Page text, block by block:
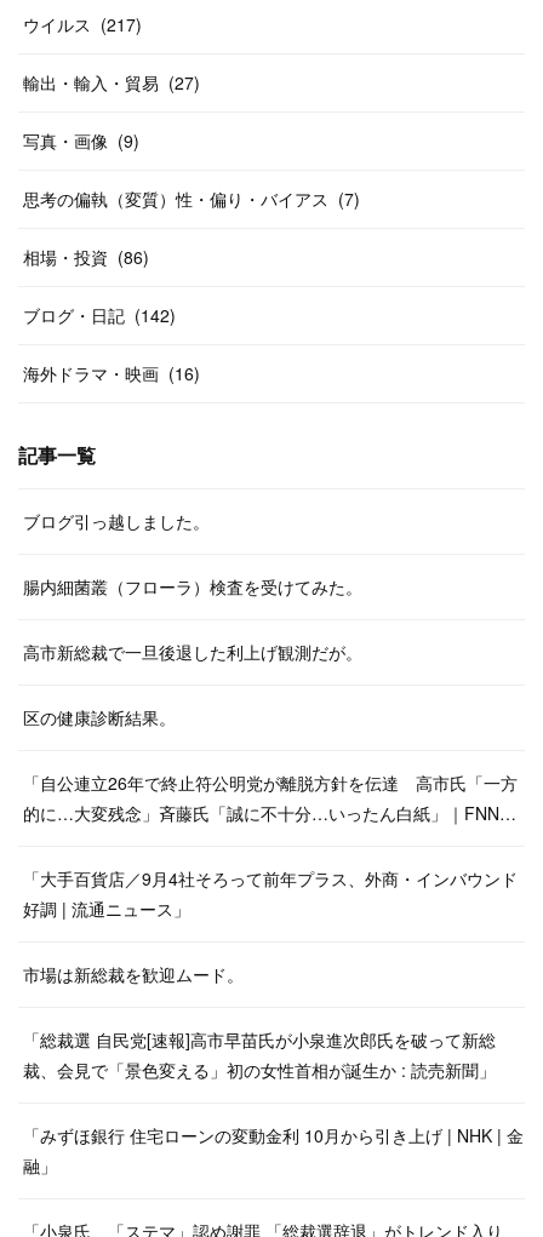
ウイルス (217)
輸出・輸入・貿易 (27)
写真・画像 (9)
思考の偏執（変質）性・偏り・バイアス (7)
相場・投資 (86)
ブログ・日記 (142)
海外ドラマ・映画 (16)
記事一覧
ブログ引っ越しました。
腸内細菌叢（フローラ）検査を受けてみた。
高市新総裁で一旦後退した利上げ観測だが。
区の健康診断結果。
「自公連立26年で終止符公明党が離脱方針を伝達 高市氏「一方
的に…大変残念」斉藤氏「誠に不十分…いったん白紙」｜FNN…
「大手百貨店／9月4社そろって前年プラス、外商・インバウンド
好調 | 流通ニュース」
市場は新総裁を歓迎ムード。
「総裁選 自民党[速報]高市早苗氏が小泉進次郎氏を破って新総
裁、会見で「景色変える」初の女性首相が誕生か : 読売新聞」
「みずほ銀行 住宅ローンの変動金利 10月から引き上げ | NHK | 金
融」
「小泉氏、「ステマ」認め謝罪 「総裁選辞退」がトレンド入り